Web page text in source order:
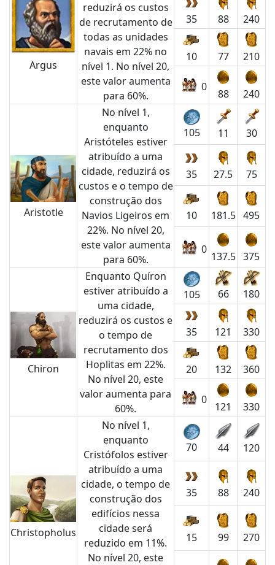
Argus
reduzirá os custos
de recrutamento de
todas as unidades
navais em 22% no
nível 1. No nível 20,
este valor aumenta
para 60%.
35 88 240
10 77 210
0
88 240
Aristotle
No nível 1,
enquanto
Aristóteles estiver
atribuído a uma
cidade, reduzirá os
custos e o tempo de
construção dos
Navios Ligeiros em
22%. No nível 20,
este valor aumenta
para 60%.
105 11 30
35 27.5 75
10 181.5 495
0
137.5 375
Chiron
Enquanto Quíron
estiver atribuído a
uma cidade,
reduzirá os custos e
o tempo de
recrutamento dos
Hoplitas em 22%.
No nível 20, este
valor aumenta para
60%.
105 66 180
35 121 330
20 132 360
0
121 330
Christopholus
No nível 1,
enquanto
Cristófolos estiver
atribuído a uma
cidade, o tempo de
construção dos
edifícios nessa
cidade será
reduzido em 11%.
No nível 20, este
70 44 120
35 88 240
15 99 270